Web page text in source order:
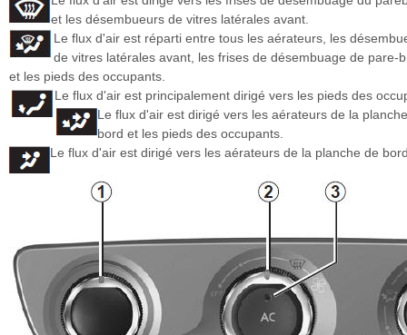
et les désembueurs de vitres latérales avant.
Le flux d'air est réparti entre tous les aérateurs, les
de vitres latérales avant, les frises de désembuage de pare-
et les pieds des occupants.
Le flux d'air est principalement dirigé vers les pieds des
Le flux d'air est dirigé vers les aérateurs de la
bord et les pieds des occupants.
Le flux d'air est dirigé vers les aérateurs de la planche de